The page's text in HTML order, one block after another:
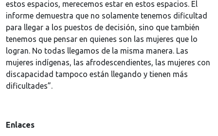
estos espacios, merecemos estar en estos espacios. El
informe demuestra que no solamente tenemos dificultad
para llegar a los puestos de decisión, sino que también
tenemos que pensar en quienes son las mujeres que lo
logran. No todas llegamos de la misma manera. Las
mujeres indígenas, las afrodescendientes, las mujeres con
discapacidad tampoco están llegando y tienen más
dificultades”.
Enlaces